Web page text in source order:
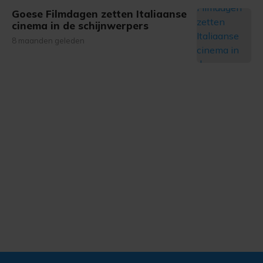
Goese Filmdagen zetten Italiaanse
cinema in de schijnwerpers
8 maanden geleden